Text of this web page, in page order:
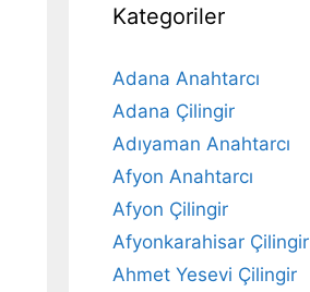
Kategoriler
Adana Anahtarcı
Adana Çilingir
Adıyaman Anahtarcı
Afyon Anahtarcı
Afyon Çilingir
Afyonkarahisar Çilingir
Ahmet Yesevi Çilingir